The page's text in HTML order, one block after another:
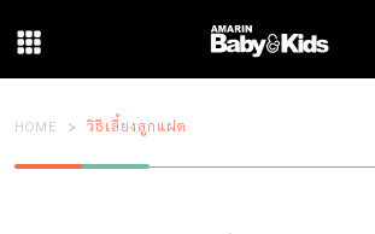
HOME วิธีเลี้ยงลูกแฝด